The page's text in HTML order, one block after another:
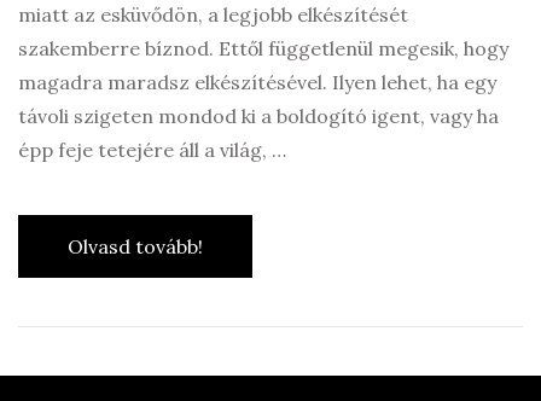
miatt az esküvődön, a legjobb elkészítését
szakemberre bíznod. Ettől függetlenül megesik, hogy
magadra maradsz elkészítésével. Ilyen lehet, ha egy
távoli szigeten mondod ki a boldogító igent, vagy ha
épp feje tetejére áll a világ, …
Olvasd tovább!